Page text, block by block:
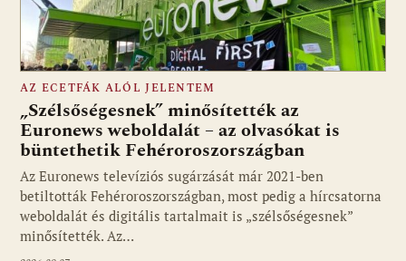
Fotó: media1.hu
AZ ECETFÁK ALÓL JELENTEM
„Szélsőségesnek” minősítették az
Euronews weboldalát – az olvasókat is
büntethetik Fehéroroszországban
Az Euronews televíziós sugárzását már 2021-ben
betiltották Fehéroroszországban, most pedig a hírcsatorna
weboldalát és digitális tartalmait is „szélsőségesnek”
minősítették. Az…